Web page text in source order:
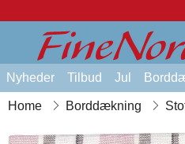
Nyheder Tilbud Jul
Home Borddækning